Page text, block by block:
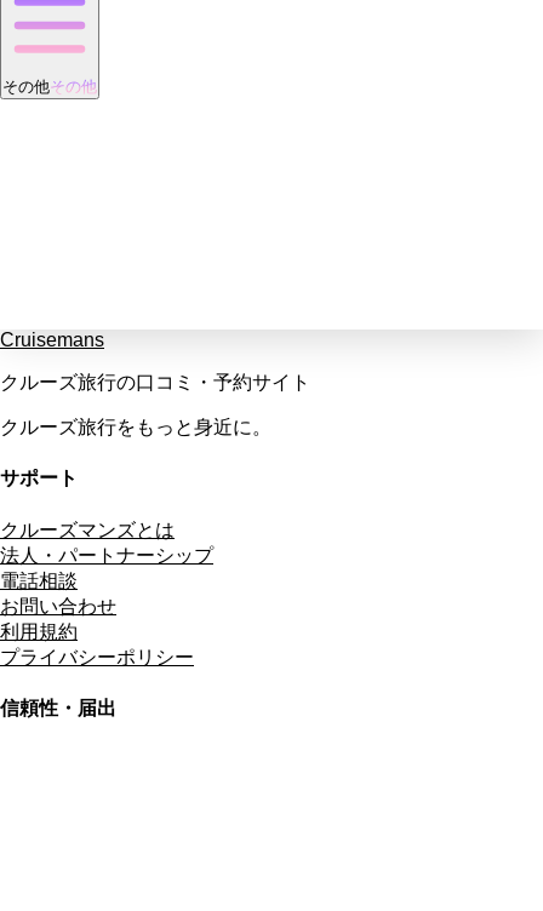
その他その他
Cruisemans
クルーズ旅行の口コミ・予約サイト
クルーズ旅行をもっと身近に。
サポート
クルーズマンズとは
法人・パートナーシップ
電話相談
お問い合わせ
利用規約
プライバシーポリシー
信頼性・届出